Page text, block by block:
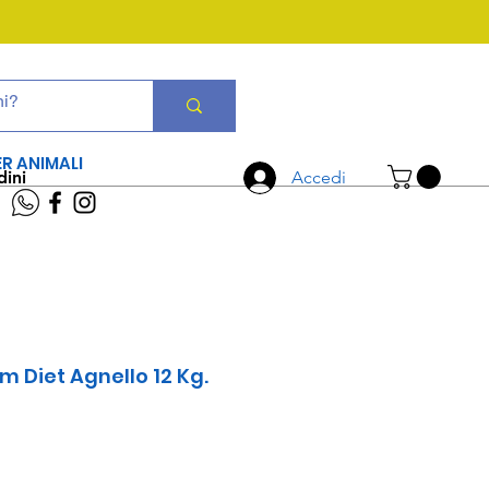
Accedi
ANIMALI
Diet Agnello 12 Kg.